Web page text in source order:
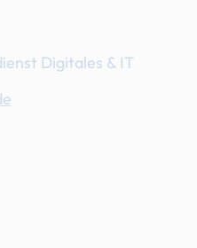
Digitales & IT